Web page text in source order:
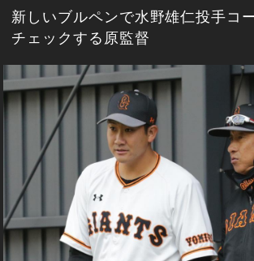
新しいブルペンで水野雄仁投手コ
チェックする原監督